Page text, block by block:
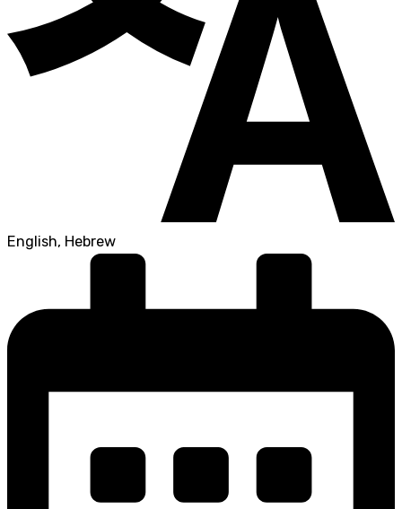
English, Hebrew